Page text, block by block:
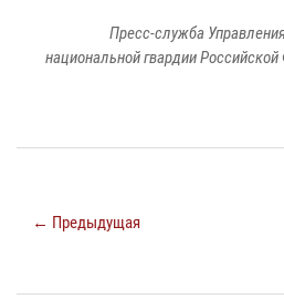
Пресс-служба
национальной гвардии
← Предыдущая